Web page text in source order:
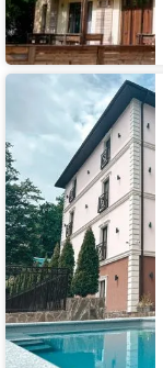
Гостевой